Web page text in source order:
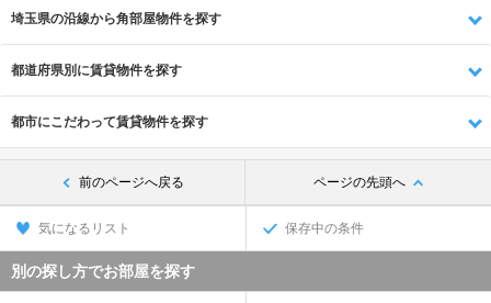
埼玉県の沿線から角部屋物件を探す
都道府県別に賃貸物件を探す
都市にこだわって賃貸物件を探す
前のページへ戻る ページの先頭へ
気になるリスト 保存中の条件
別の探し方でお部屋を探す